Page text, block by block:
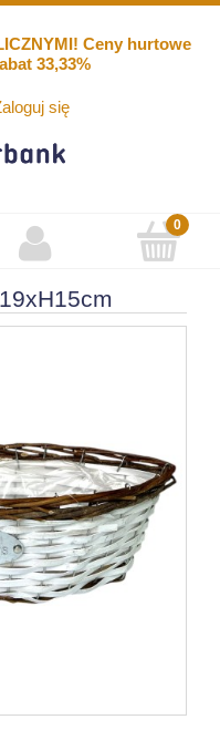
Ceny hurtowe
33,33%
się